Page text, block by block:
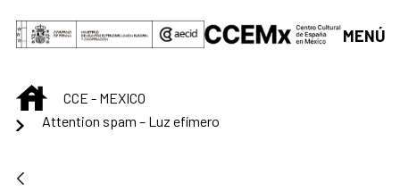
Saltar al contenido principal
MENÚ
INICIOCCE - MEXICO
Attention spam – Luz efímero